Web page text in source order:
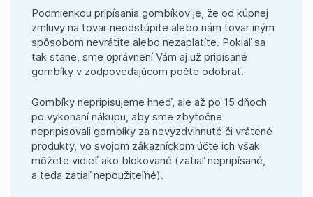
Podmienkou pripísania gombíkov je, že od kúpnej
zmluvy na tovar neodstúpite alebo nám tovar iným
spôsobom nevrátite alebo nezaplatíte. Pokiaľ sa
tak stane, sme oprávnení Vám aj už pripísané
gombíky v zodpovedajúcom počte odobrať.
Gombíky nepripisujeme hneď, ale až po 15 dňoch
po vykonaní nákupu, aby sme zbytočne
nepripisovali gombíky za nevyzdvihnuté či vrátené
produkty, vo svojom zákazníckom účte ich však
môžete vidieť ako blokované (zatiaľ nepripísané,
a teda zatiaľ nepoužiteľné).